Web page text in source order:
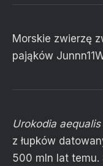
Morskie zwierzę
pająków Junnn11
Urokodia aequalis
z łupków
500 mln lat temu.